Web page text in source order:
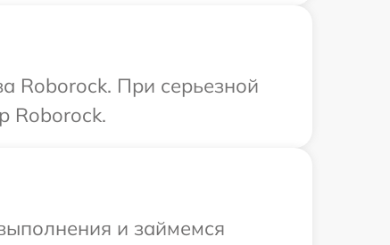
Roborock. При серьезной
Roborock.
и займемся